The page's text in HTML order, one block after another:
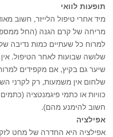
תופעות לוואי
מיד אחרי טיפול הלייזר, חשוב
למרוח כל שעתיים כמות נדיבה
שלושה שבועות לאחר הטיפול.
שיער גם בקיץ, אם מקפידים
שלחום אין משמעות, רק לקרני
כוויות או כתמי פיגמנטציה
חשוב להימנע מהם).
אפילציה
אפילציה היא החדרה של מחט